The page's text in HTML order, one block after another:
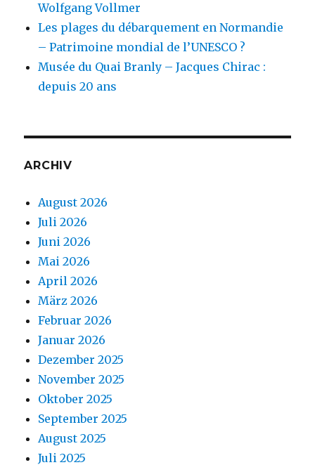
Wolfgang Vollmer
Les plages du débarquement en Normandie
– Patrimoine mondial de l’UNESCO ?
Musée du Quai Branly – Jacques Chirac :
depuis 20 ans
ARCHIV
August 2026
Juli 2026
Juni 2026
Mai 2026
April 2026
März 2026
Februar 2026
Januar 2026
Dezember 2025
November 2025
Oktober 2025
September 2025
August 2025
Juli 2025